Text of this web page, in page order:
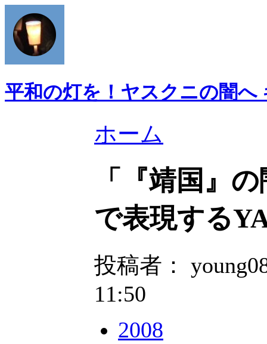
平和の灯を！ヤスクニの闇へ
ホーム
「『靖国』
で表現する
投稿者：
11:50
2008